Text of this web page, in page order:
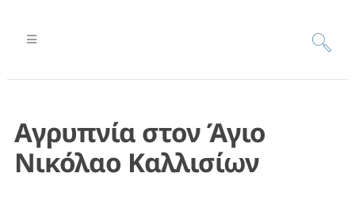
Αγρυπνία στον Άγιο
Νικόλαο Καλλισίων